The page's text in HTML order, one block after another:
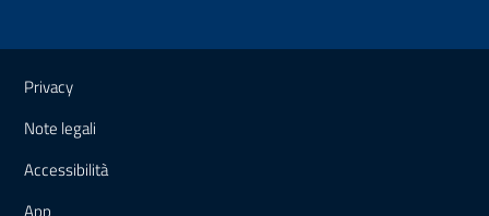
Link e informazioni utili
Privacy
Note legali
Accessibilità